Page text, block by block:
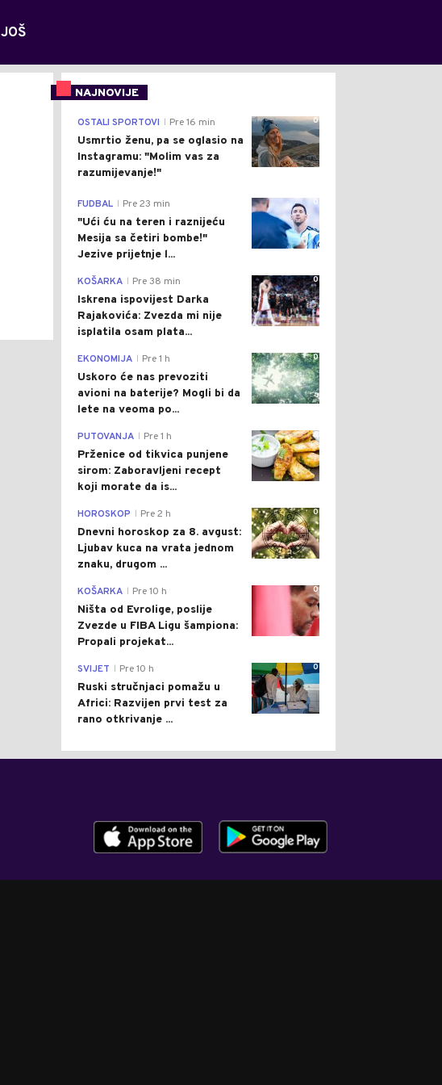
JOŠ
NAJNOVIJE
0
OSTALI SPORTOVI Pre 16 min
Usmrtio ženu, pa se oglasio na
Instagramu: "Molim vas za
razumijevanje!"
0
FUDBAL Pre 23 min
"Ući ću na teren i raznijeću
Mesija sa četiri bombe!"
Jezive prijetnje l...
0
KOŠARKA Pre 38 min
Iskrena ispovijest Darka
Rajakovića: Zvezda mi nije
isplatila osam plata...
0
EKONOMIJA Pre 1 h
Uskoro će nas prevoziti
avioni na baterije? Mogli bi da
lete na veoma po...
0
PUTOVANJA Pre 1 h
Prženice od tikvica punjene
sirom: Zaboravljeni recept
koji morate da is...
0
HOROSKOP Pre 2 h
Dnevni horoskop za 8. avgust:
Ljubav kuca na vrata jednom
znaku, drugom ...
0
KOŠARKA Pre 10 h
Ništa od Evrolige, poslije
Zvezde u FIBA Ligu šampiona:
Propali projekat...
0
SVIJET Pre 10 h
Ruski stručnjaci pomažu u
Africi: Razvijen prvi test za
rano otkrivanje ...